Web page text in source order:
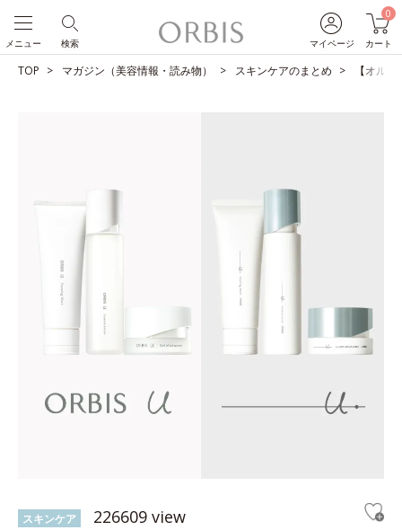
マイページ
0
カート
検索
メニュー
TOP マガジン（美容情報・読み物） スキンケアのまとめ 【オル
スキンケア 226609 view